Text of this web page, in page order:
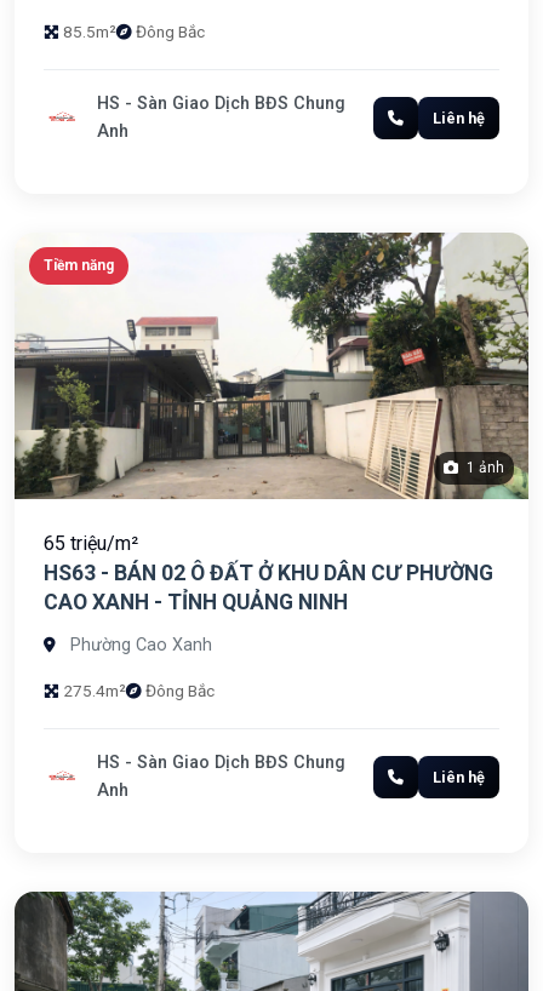
85.5m² Đông Bắc
HS - Sàn Giao Dịch BĐS Chung
Anh
Liên hệ
Tiềm năng
1 ảnh
65 triệu/m²
HS63 - BÁN 02 Ô ĐẤT Ở KHU DÂN CƯ PHƯỜNG
CAO XANH - TỈNH QUẢNG NINH
Phường Cao Xanh
275.4m² Đông Bắc
HS - Sàn Giao Dịch BĐS Chung
Anh
Liên hệ